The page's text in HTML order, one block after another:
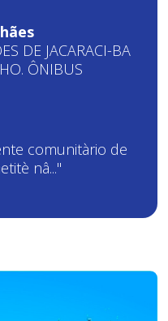
DE JACARACI-BA
ÔNIBUS
comunitàrio de
nâ..."